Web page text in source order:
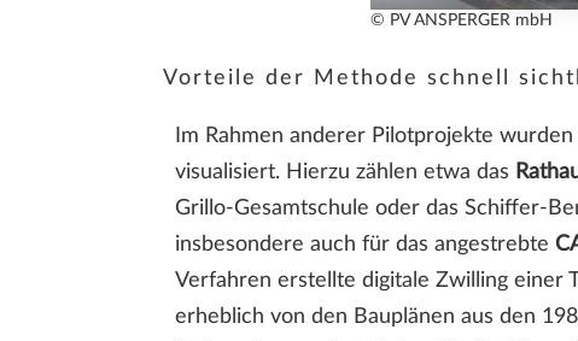
© PV ANSPERGER mbH
Vorteile der Methode schnell
Im Rahmen anderer Pilotprojekte
visualisiert. Hierzu zählen etwa das
Grillo-Gesamtschule oder das Schiffer-
insbesondere auch für das angestrebte
Verfahren erstellte digitale Zwilling einer
erheblich von den Bauplänen aus den